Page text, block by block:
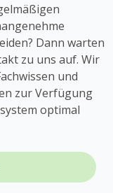
Dann warten
zu uns auf. Wir
und
zur Verfügung
optimal